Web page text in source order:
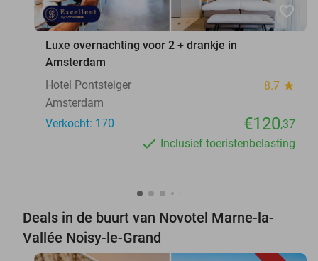
favorite_border
Luxe overnachting voor 2 + drankje in
Amsterdam
Hotel Pontsteiger
8.7 star
Amsterdam
Verkocht: 170
€120,37
Inclusief toeristenbelasting
Deals in de buurt van Novotel Marne-la-
Vallée Noisy-le-Grand